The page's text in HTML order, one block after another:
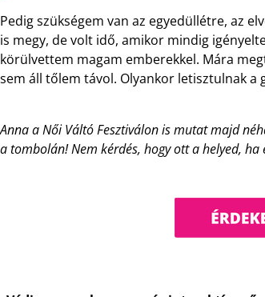
Pedig szükségem van az egyedüllétre, az
is megy, de volt idő, amikor mindig
körülvettem magam emberekkel. Mára
sem áll tőlem távol. Olyankor letisztulnak
Anna a Női Váltó Fesztiválon is mutat majd
a tombolán! Nem kérdés, hogy ott a helyed,